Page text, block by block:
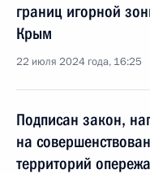
границ игорной
Крым
22 июля 2024 года, 16:25
Подписан закон,
на
территорий